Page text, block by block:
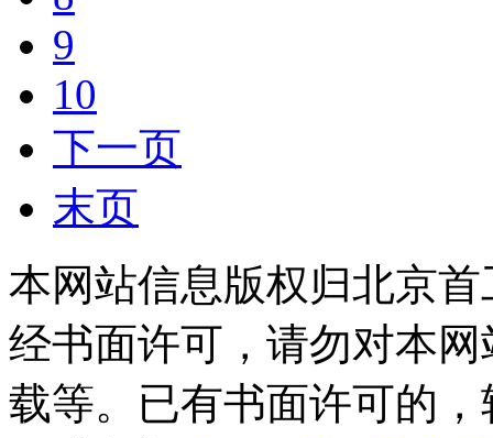
9
10
下一页
末页
本网站信息版权归北京
经书面许可，请勿对本
载等。已有书面许可的